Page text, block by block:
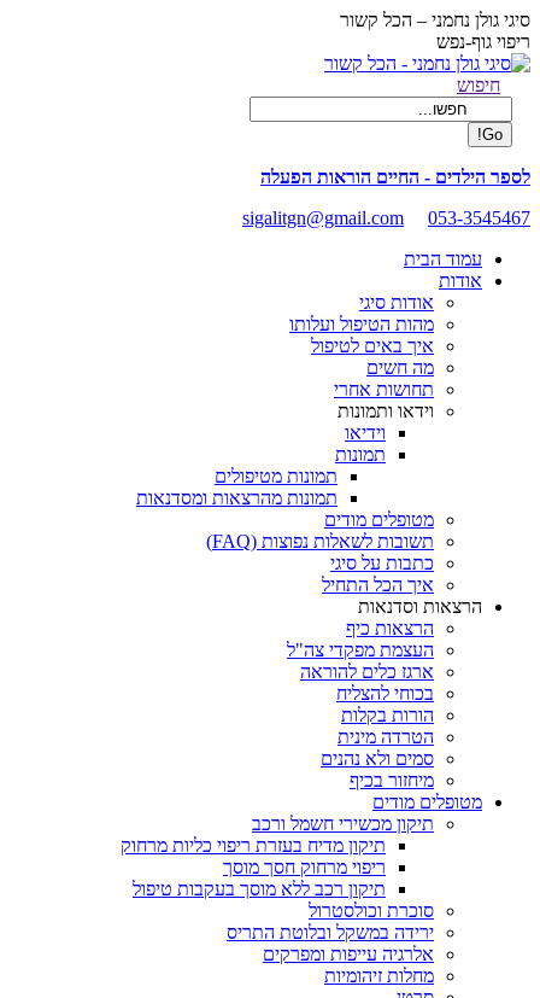
Skip
to
content
סיגי גולן נחמני – הכל קשור
ריפוי גוף-נפש
Facebook
opens
new
window
Search:
חיפוש
לספר הילדים - החיים הוראות הפעלה
sigalitgn@gmail.com
053-3545467
עמוד הבית
אודות
אודות סיגי
מהות הטיפול ועלותו
איך באים לטיפול
מה חשים
תחושות אחרי
וידאו ותמונות
וידיאו
תמונות
תמונות מטיפולים
תמונות מהרצאות ומסדנאות
מטופלים מודים
תשובות לשאלות נפוצות (FAQ)
כתבות על סיגי
איך הכל התחיל
הרצאות וסדנאות
הרצאות כיף
העצמת מפקדי צה"ל
ארגז כלים להוראה
בכוחי להצליח
הורות בקלות
הטרדה מינית
סמים ולא נהנים
מיחזור בכיף
מטופלים מודים
תיקון מכשירי חשמל ורכב
תיקון מדיח בעזרת ריפוי כליות מרחוק
ריפוי מרחוק חסך מוסך
תיקון רכב ללא מוסך בעקבות טיפול
סוכרת וכולסטרול
ירידה במשקל ובלוטת התריס
אלרגיה עייפות ומפרקים
מחלות זיהומיות